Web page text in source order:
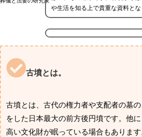
や生活を知る上で貴重な資料とな
古墳とは。
古墳とは、古代の権力者や支配者の墓
をした日本最大の前方後円墳です。他
高い文化財が眠っている場合もあります